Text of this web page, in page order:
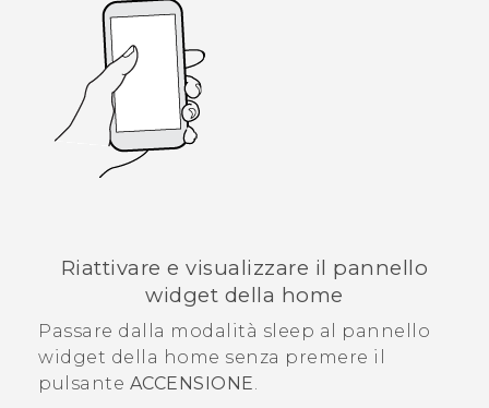
Riattivare e visualizzare il pannello
widget della home
Passare dalla modalità sleep al pannello
widget della home senza premere il
pulsante ACCENSIONE